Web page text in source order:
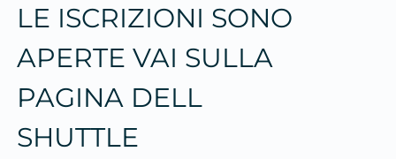
LE ISCRIZIONI SONO
APERTE VAI SULLA
PAGINA DELL
SHUTTLE